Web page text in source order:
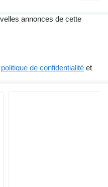
annonces de cette
politique de confidentialité et